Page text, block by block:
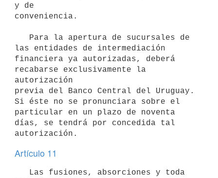
y de
conveniencia.
las entidades de intermediación
financiera ya autorizadas, deberá
recabarse exclusivamente la
autorización
previa del Banco Central del Uruguay.
Si éste no se pronunciara sobre el
particular en un plazo de noventa
días, se tendrá por concedida tal
Artículo 11